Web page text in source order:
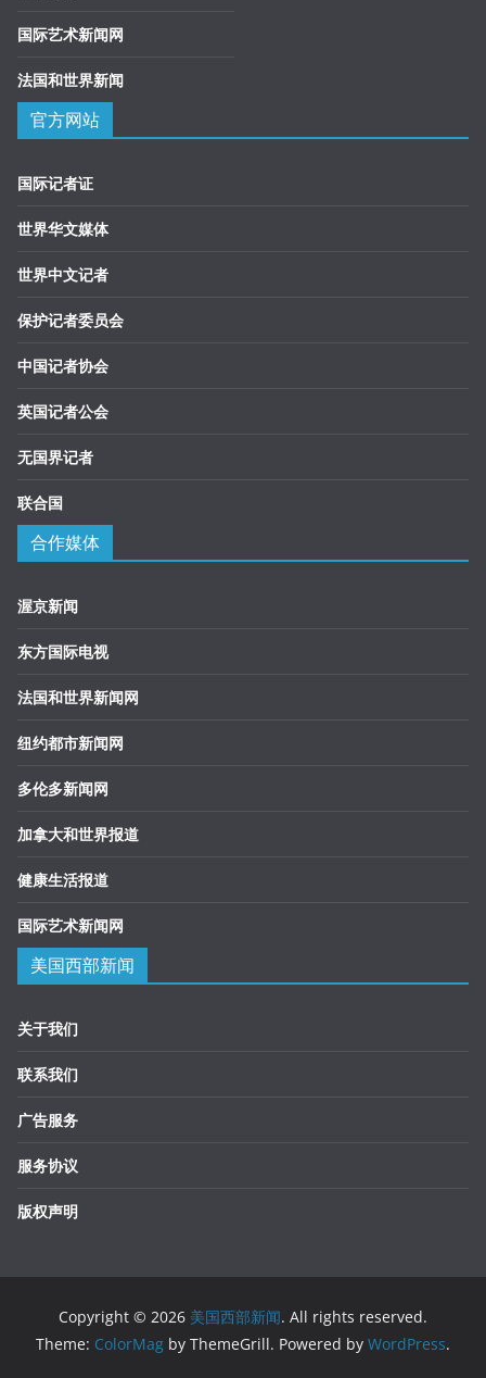
国际艺术新闻网
法国和世界新闻
官方网站
国际记者证
世界华文媒体
世界中文记者
保护记者委员会
中国记者协会
英国记者公会
无国界记者
联合国
合作媒体
渥京新闻
东方国际电视
法国和世界新闻网
纽约都市新闻网
多伦多新闻网
加拿大和世界报道
健康生活报道
国际艺术新闻网
美国西部新闻
关于我们
联系我们
广告服务
服务协议
版权声明
Copyright © 2026 美国西部新闻. All rights reserved.
Theme: ColorMag by ThemeGrill. Powered by WordPress.